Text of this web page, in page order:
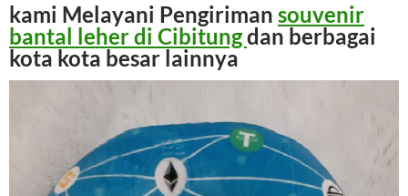
kami Melayani Pengiriman souvenir
bantal leherdi Cibitungdan berbagai
kota kota besar lainnya